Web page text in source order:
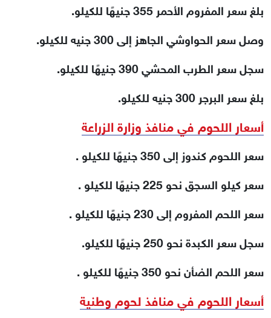
بلغ سعر المفروم الأحمر 355 جنيهًا للكيلو.
وصل سعر الحواوشي الجاهز إلى 300 جنيه للكيلو.
سجل سعر الطرب المحشي 390 جنيهًا للكيلو.
بلغ سعر البرجر 300 جنيه للكيلو.
أسعار اللحوم في منافذ وزارة الزراعة
سعر اللحوم كندوز إلى 350 جنيهًا للكيلو .
سعر كيلو السجق نحو 225 جنيهًا للكيلو .
سعر اللحم المفروم إلى 230 جنيهًا للكيلو .
سجل سعر الكبدة نحو 250 جنيهًا للكيلو.
سعر اللحم الضأن نحو 350 جنيهًا للكيلو .
أسعار اللحوم في منافذ لحوم وطنية